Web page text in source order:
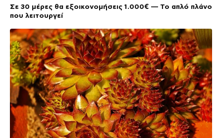
Σε 30 μέρες θα εξοικονομήσεις 1.000€ — Το απλό πλάνο
που λειτουργεί